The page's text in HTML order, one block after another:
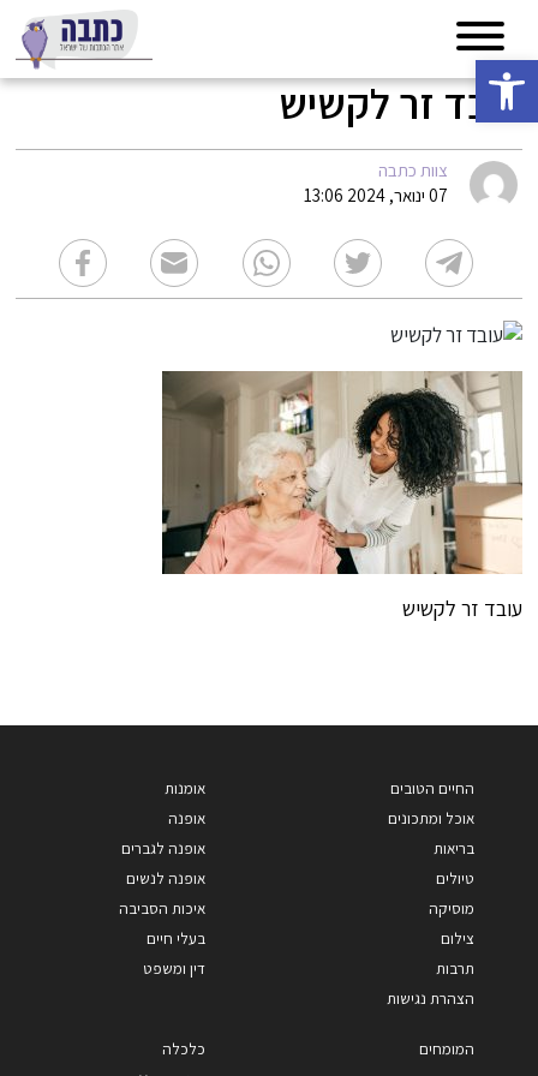
פתח סרגל נגישות
עובד זר לקשיש
צוות כתבה
07 ינואר, 2024 13:06
עובד זר לקשיש
החיים הטובים
אוכל ומתכונים
בריאות
טיולים
מוסיקה
צילום
תרבות
הצהרת נגישות
אומנות
אופנה
אופנה לגברים
אופנה לנשים
איכות הסביבה
בעלי חיים
דין ומשפט
המומחים
כלכלה